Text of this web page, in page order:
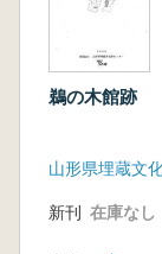
鵜の木館跡
新刊 在庫なし